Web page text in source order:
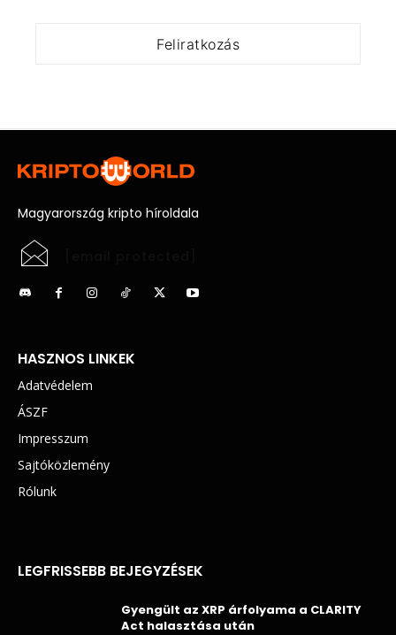
Magyarország kripto híroldala
HASZNOS LINKEK
Adatvédelem
ÁSZF
Impresszum
Sajtóközlemény
Rólunk
LEGFRISSEBB BEJEGYZÉSEK
Gyengült az XRP árfolyama a CLARITY
Act halasztása után